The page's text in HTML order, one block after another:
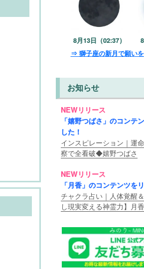
8月13日（02:37）
⇒ 獅子座の新月で願い
お知らせ
NEWリリース
「嬉野つばさ」のコンテ
した！
インスピレーション｜運
察で全看破◆嬉野つばさ
NEWリリース
「月香」のコンテンツを
チャクラ占い｜人体覚醒
し現実変える神霊力】月香